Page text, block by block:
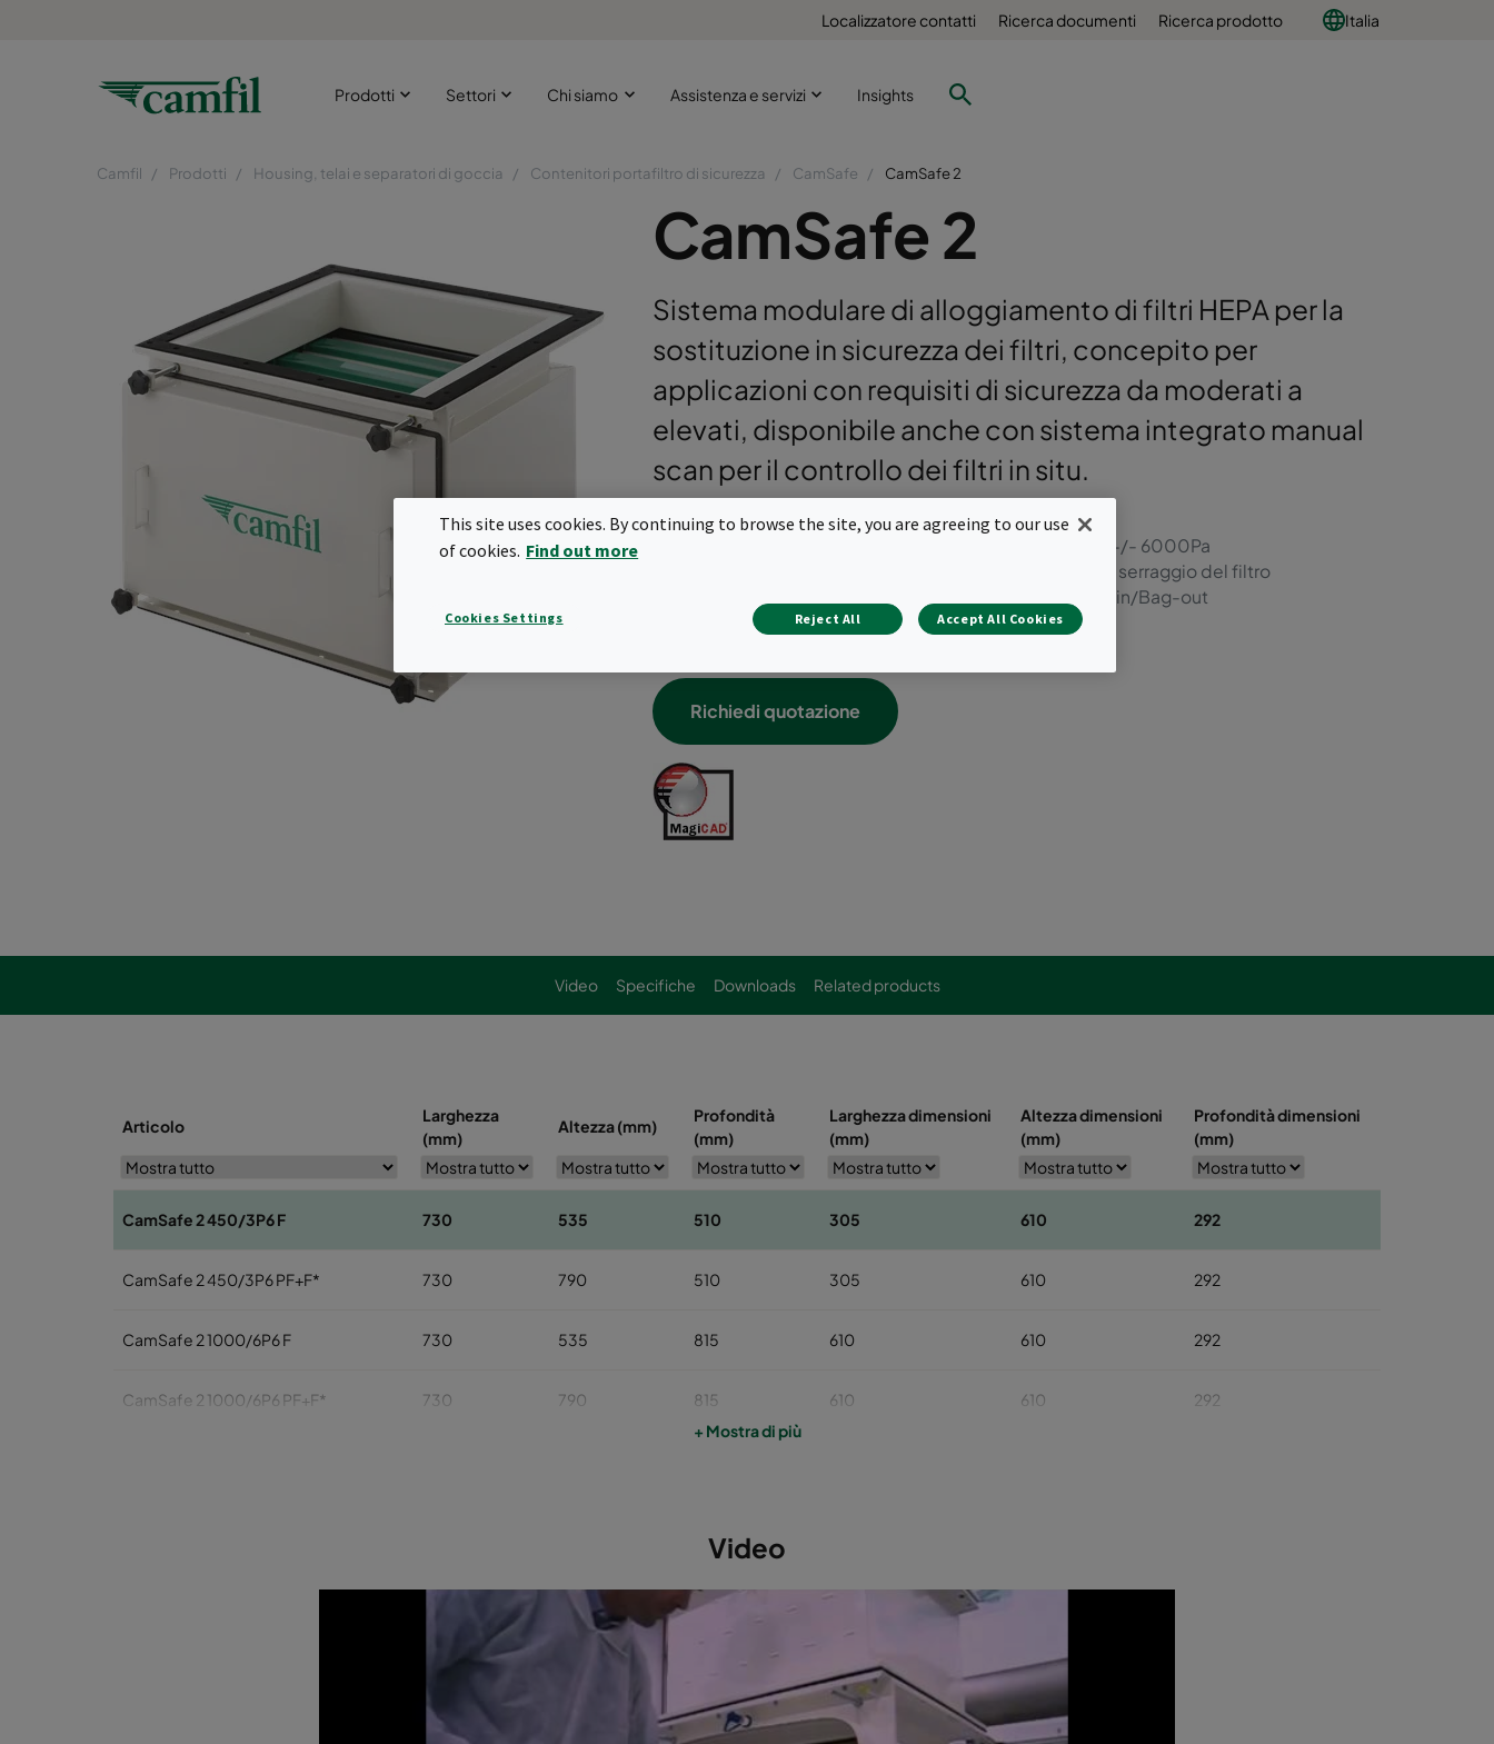
Localizzatore contatti Ricerca documenti Ricerca prodotto Italia
Prodotti Settori Chi siamo Assistenza e servizi Insights
Camfil Prodotti Housing, telai e separatori di goccia Contenitori portafiltro di sicurezza CamSafe CamSafe 2
CamSafe 2
Sistema modulare di alloggiamento di filtri HEPA per la
sostituzione in sicurezza dei filtri, concepito per
applicazioni con requisiti di sicurezza da moderati a
elevati, disponibile anche con sistema integrato manual
scan per il controllo dei filtri in situ.
Modularità e flessibilità
Garanzia di elevata sicurezza: classe 3 ISO10648-2 a +/- 6000Pa
Doppio sistema di sicurezza brevettato sul sistema di serraggio del filtro
Elevata protezione dell’operatore con il sistema Bag-in/Bag-out
Costruzione robusta interamente saldata in continuo
Richiedi quotazione
Video Specifiche Downloads Related products
Articolo
Larghezza
(mm)
Altezza (mm)
Profondità
(mm)
Larghezza dimensioni
(mm)
Altezza dimensioni
(mm)
Profondità dimensioni
(mm)
CamSafe 2 450/3P6 F 730 535 510 305 610 292
CamSafe 2 450/3P6 PF+F* 730 790 510 305 610 292
CamSafe 2 1000/6P6 F 730 535 815 610 610 292
CamSafe 2 1000/6P6 PF+F* 730 790 815 610 610 292
514 305 305
+ Mostra di più
Video
This site uses cookies. By continuing to browse the site, you are agreeing to our use
of cookies. Find out more
Cookies Settings Reject All Accept All Cookies